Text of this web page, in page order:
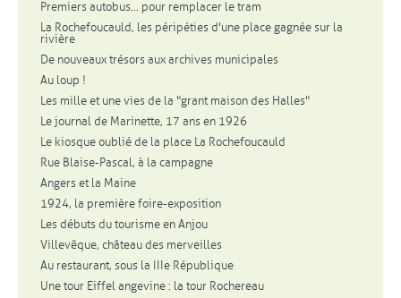
Premiers autobus... pour remplacer le tram
La Rochefoucauld, les péripéties d'une place gagnée sur la
rivière
De nouveaux trésors aux archives municipales
Au loup !
Les mille et une vies de la "grant maison des Halles"
Le journal de Marinette, 17 ans en 1926
Le kiosque oublié de la place La Rochefoucauld
Rue Blaise-Pascal, à la campagne
Angers et la Maine
1924, la première foire-exposition
Les débuts du tourisme en Anjou
Villevêque, château des merveilles
Au restaurant, sous la IIIe République
Une tour Eiffel angevine : la tour Rochereau